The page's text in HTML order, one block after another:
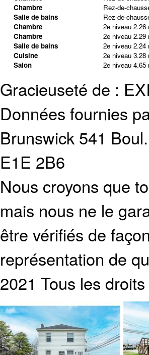
Chambre
Rez-de-
Salle de bains
Rez-de-
Chambre
2e niveau 2.26
Chambre
2e niveau 2.29
Salle de bains
2e niveau 2.24
Cuisine
2e niveau 3.28
Salon
2e niveau 4.65
Gracieuseté de :
Données fournies
Brunswick 541
E1E 2B6
Nous croyons que
mais nous ne le
être vérifiés de
représentation de
2021 Tous les